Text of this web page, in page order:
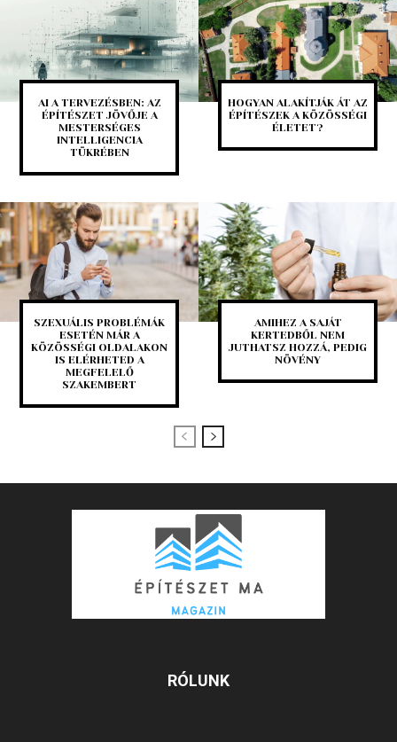
AI A TERVEZÉSBEN: AZ
ÉPÍTÉSZET JÖVŐJE A
MESTERSÉGES
INTELLIGENCIA
TÜKRÉBEN
HOGYAN ALAKÍTJÁK ÁT AZ
ÉPÍTÉSZEK A KÖZÖSSÉGI
ÉLETET?
SZEXUÁLIS PROBLÉMÁK
ESETÉN MÁR A
KÖZÖSSÉGI OLDALAKON
IS ELÉRHETED A
MEGFELELŐ
SZAKEMBERT
AMIHEZ A SAJÁT
KERTEDBŐL NEM
JUTHATSZ HOZZÁ, PEDIG
NÖVÉNY
RÓLUNK